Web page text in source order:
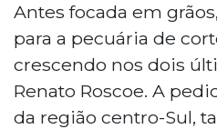
Antes focada em
para a pecuária de
crescendo nos dois
Renato Roscoe. A
da região centro-Sul,